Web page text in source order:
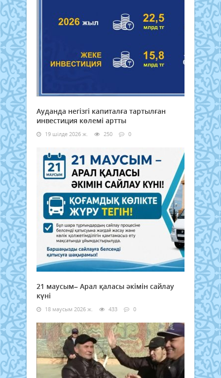
Ауданда негізгі капиталға тартылған
инвестиция көлемі артты
19 шілде 2026 ж. 250 0
21 маусым– Арал қаласы әкімін сайлау
күні
18 маусым 2026 ж. 433 0